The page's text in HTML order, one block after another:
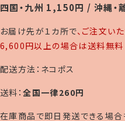
四国・九州 1,150円 / 沖縄・
お届け先が１カ所で、ご注文い
6,600円以上の場合は送料無料
配送方法：ネコポス
送料：全国一律260円
在庫商品で即日発送できる場合